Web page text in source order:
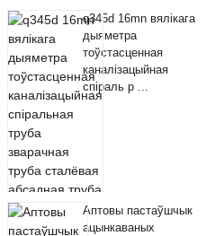
q345d 16mn вялікага
дыяметра
тоўстасценная
каналізацыйная
спіраль р ...
Аптовы пастаўшчык
ацынкаваных